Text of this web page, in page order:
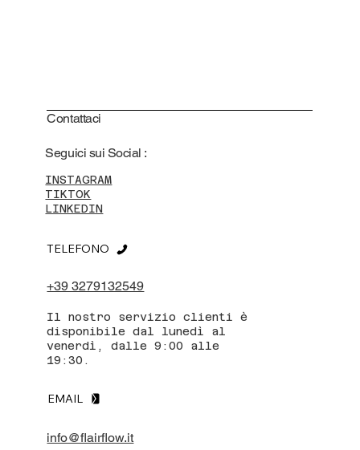
Contattaci
INSTAGRAM
TIKTOK
LINKEDIN
Seguici sui Social :
+39 3279132549
TELEFONO
Il nostro servizio clienti è
disponibile dal lunedì al
venerdì, dalle 9:00 alle
19:30.
EMAIL
info@flairflow.it